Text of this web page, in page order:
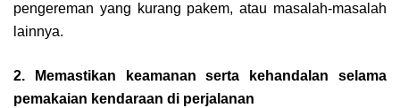
pengereman yang kurang pakem, atau masalah-masalah
lainnya.
2. Memastikan keamanan serta kehandalan selama
pemakaian kendaraan di perjalanan